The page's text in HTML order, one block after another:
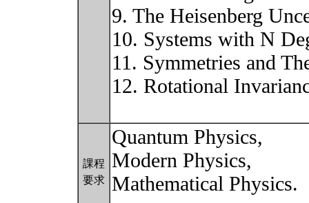
9. The Heisenberg
10. Systems with N
11. Symmetries and
12. Rotational
課程
要求
Quantum Physics,
Modern Physics,
Mathematical Physics.